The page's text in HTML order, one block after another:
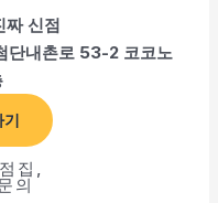
짜 신점
단내촌로 53-2 코코노
기
집,
의